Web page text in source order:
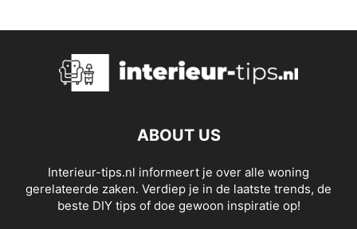
ABOUT US
Interieur-tips.nl informeert je over alle woning
gerelateerde zaken. Verdiep je in de laatste trends, de
beste DIY tips of doe gewoon inspiratie op!